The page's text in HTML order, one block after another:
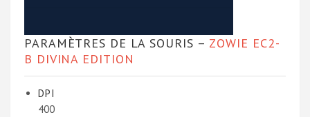
PARAMÈTRES DE LA SOURIS – ZOWIE EC2-
B DIVINA EDITION
DPI
400